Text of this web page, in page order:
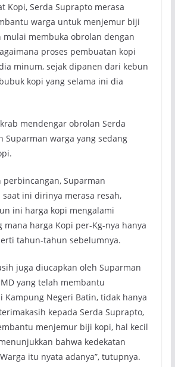
Kopi, Serda Suprapto merasa
warga untuk menjemur biji
mulai membuka obrolan dengan
proses pembuatan kopi
minum, sejak dipanen dari kebun
kopi yang selama ini dia
mendengar obrolan Serda
Suparman warga yang sedang
perbincangan, Suparman
saat ini dirinya merasa resah,
ini harga kopi mengalami
mana harga Kopi per-Kg-nya hanya
tahun-tahun sebelumnya.
juga diucapkan oleh Suparman
yang telah membantu
Kampung Negeri Batin, tidak hanya
kepada Serda Suprapto,
menjemur biji kopi, hal kecil
bahwa kedekatan
itu nyata adanya”, tutupnya.